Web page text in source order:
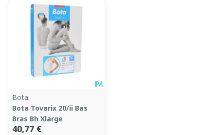
Bota
Bota Tovarix 20/ii Bas
Bras Bh Xlarge
40,77 €